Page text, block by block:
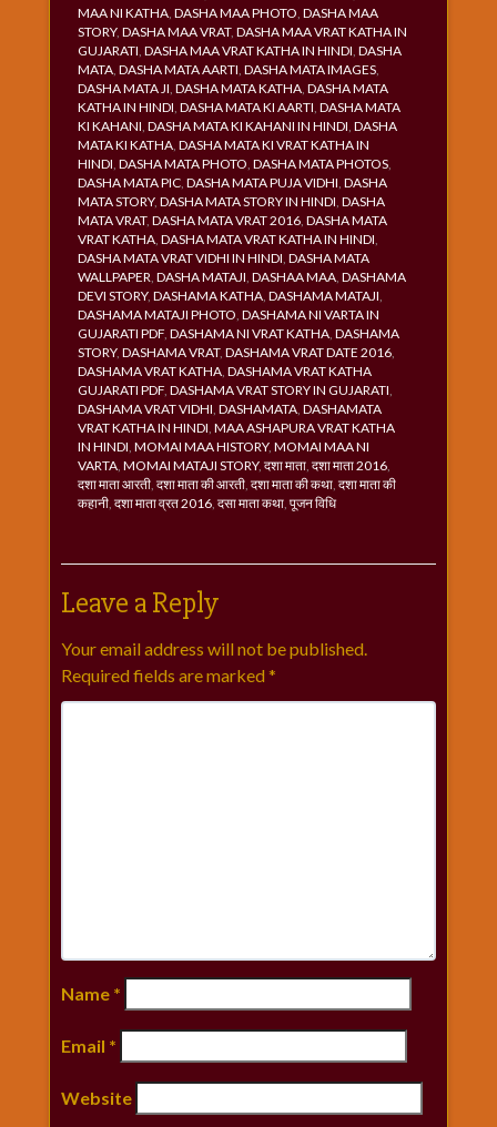
MAA NI KATHA, DASHA MAA PHOTO, DASHA MAA
STORY, DASHA MAA VRAT, DASHA MAA VRAT KATHA IN
GUJARATI, DASHA MAA VRAT KATHA IN HINDI, DASHA
MATA, DASHA MATA AARTI, DASHA MATA IMAGES,
DASHA MATA JI, DASHA MATA KATHA, DASHA MATA
KATHA IN HINDI, DASHA MATA KI AARTI, DASHA MATA
KI KAHANI, DASHA MATA KI KAHANI IN HINDI, DASHA
MATA KI KATHA, DASHA MATA KI VRAT KATHA IN
HINDI, DASHA MATA PHOTO, DASHA MATA PHOTOS,
DASHA MATA PIC, DASHA MATA PUJA VIDHI, DASHA
MATA STORY, DASHA MATA STORY IN HINDI, DASHA
MATA VRAT, DASHA MATA VRAT 2016, DASHA MATA
VRAT KATHA, DASHA MATA VRAT KATHA IN HINDI,
DASHA MATA VRAT VIDHI IN HINDI, DASHA MATA
WALLPAPER, DASHA MATAJI, DASHAA MAA, DASHAMA
DEVI STORY, DASHAMA KATHA, DASHAMA MATAJI,
DASHAMA MATAJI PHOTO, DASHAMA NI VARTA IN
GUJARATI PDF, DASHAMA NI VRAT KATHA, DASHAMA
STORY, DASHAMA VRAT, DASHAMA VRAT DATE 2016,
DASHAMA VRAT KATHA, DASHAMA VRAT KATHA
GUJARATI PDF, DASHAMA VRAT STORY IN GUJARATI,
DASHAMA VRAT VIDHI, DASHAMATA, DASHAMATA
VRAT KATHA IN HINDI, MAA ASHAPURA VRAT KATHA
IN HINDI, MOMAI MAA HISTORY, MOMAI MAA NI
VARTA, MOMAI MATAJI STORY, दशा माता, दशा माता 2016,
दशा माता आरती, दशा माता की आरती, दशा माता की कथा, दशा माता की
कहानी, दशा माता व्रत 2016, दसा माता कथा, पूजन विधि
Leave a Reply
Your email address will not be published.
Required fields are marked *
Name *
Email *
Website